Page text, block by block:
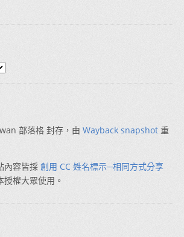
部落格 封存，由 Wayback snapshot 重
內容皆採 創用 CC 姓名標示─相同方式分享
授權大眾使用。